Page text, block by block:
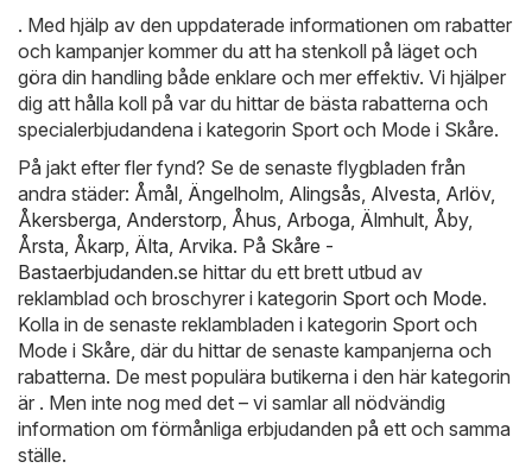
. Med hjälp av den uppdaterade informationen om rabatter
och kampanjer kommer du att ha stenkoll på läget och
göra din handling både enklare och mer effektiv. Vi hjälper
dig att hålla koll på var du hittar de bästa rabatterna och
specialerbjudandena i kategorin Sport och Mode i Skåre.
På jakt efter fler fynd? Se de senaste flygbladen från
andra städer: Åmål Ängelholm Alingsås Alvesta Arlöv,
Åkersberga Anderstorp Åhus Arboga Älmhult Åby,
Årsta Åkarp Älta Arvika. På Skåre -
Bastaerbjudanden.se hittar du ett brett utbud av
reklamblad och broschyrer i kategorin Sport och Mode.
Kolla in de senaste reklambladen i kategorin Sport och
Mode i Skåre, där du hittar de senaste kampanjerna och
rabatterna. De mest populära butikerna i den här kategorin
är . Men inte nog med det – vi samlar all nödvändig
information om förmånliga erbjudanden på ett och samma
ställe.